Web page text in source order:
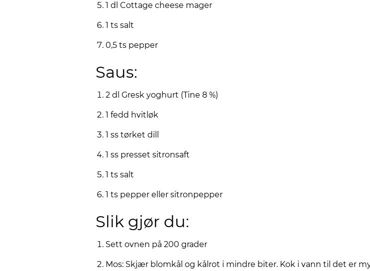
1 dl Cottage cheese mager
1 ts salt
0,5 ts pepper
Saus:
2 dl Gresk yoghurt (Tine 8 %)
1 fedd hvitløk
1 ss tørket dill
1 ss presset sitronsaft
1 ts salt
1 ts pepper eller sitronpepper
Slik gjør du:
Sett ovnen på 200 grader
Mos: Skjær blomkål og kålrot i mindre biter. Kok i vann til det er